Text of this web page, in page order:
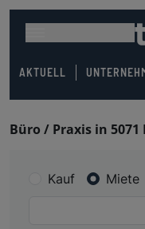
AKTUELL
Büro / Praxis in
Kauf Miete